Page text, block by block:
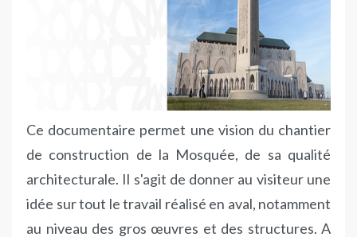
Ce documentaire permet une vision du chantier
de construction de la Mosquée, de sa qualité
architecturale. Il s'agit de donner au visiteur une
idée sur tout le travail réalisé en aval, notamment
au niveau des gros œuvres et des structures. A